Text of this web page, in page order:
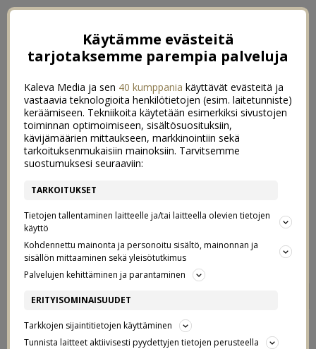
REISSUN IHANIMMAT
RAVINTOLAT
30/08/2016
Käytämme evästeitä
tarjotaksemme parempia palveluja
Kaleva Media ja sen 40 kumppania käyttävät evästeitä ja
vastaavia teknologioita henkilötietojen (esim. laitetunniste)
keräämiseen. Tekniikoita käytetään esimerkiksi sivustojen
toiminnan optimoimiseen, sisältösuosituksiin,
kävijämäärien mittaukseen, markkinointiin sekä
tarkoituksenmukaisiin mainoksiin. Tarvitsemme
suostumuksesi seuraaviin:
TARKOITUKSET
Tietojen tallentaminen laitteelle ja/tai laitteella olevien tietojen
käyttö
Kohdennettu mainonta ja personoitu sisältö, mainonnan ja
sisällön mittaaminen sekä yleisötutkimus
Palvelujen kehittäminen ja parantaminen
ERITYISOMINAISUUDET
Tarkkojen sijaintitietojen käyttäminen
Tunnista laitteet aktiivisesti pyydettyjen tietojen perusteella